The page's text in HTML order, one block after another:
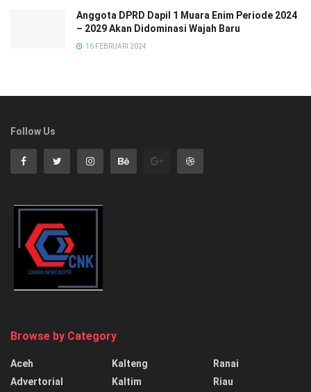
Anggota DPRD Dapil 1 Muara Enim Periode 2024
– 2029 Akan Didominasi Wajah Baru
16 FEBRUARI 2024
Follow Us
Browse by Category
Aceh
Advertorial
Kalteng
Kaltim
Ranai
Riau